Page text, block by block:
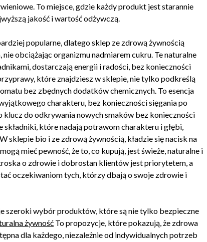
To miejsce, gdzie każdy produkt jest starannie
jakość i wartość odżywczą.
popularne, dlatego sklep ze zdrową żywnością
obciążając organizmu nadmiarem cukru. Te naturalne
dostarczają energii i radości, bez konieczności
które znajdziesz w sklepie, nie tylko podkreślą
bez zbędnych dodatków chemicznych. To esencja
charakteru, bez konieczności sięgania po
do odkrywania nowych smaków bez konieczności
składniki, które nadają potrawom charakteru i głębi,
sklepie bio i ze zdrową żywnością, kładzie się nacisk na
mieć pewność, że to, co kupują, jest świeże, naturalne i
o zdrowie i dobrostan klientów jest priorytetem, a
oczekiwaniom tych, którzy dbają o swoje zdrowie i
szeroki wybór produktów, które są nie tylko bezpieczne
żywność To propozycje, które pokazują, że zdrowa
dla każdego, niezależnie od indywidualnych potrzeb